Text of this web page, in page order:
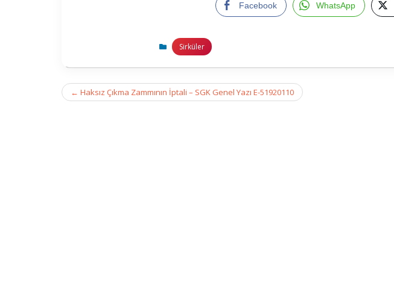
Facebook WhatsApp
Sirküler
Post
navigation
← Haksız Çıkma Zammının İptali – SGK Genel Yazı E-51920110